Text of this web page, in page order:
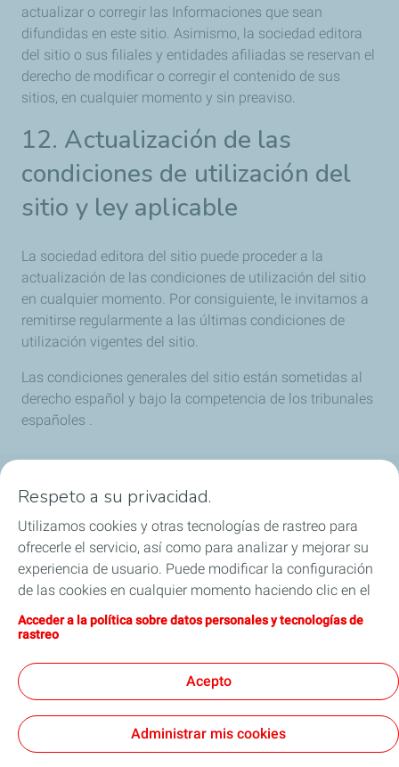
actualizar o corregir las Informaciones que sean
difundidas en este sitio. Asimismo, la sociedad editora
del sitio o sus filiales y entidades afiliadas se reservan el
derecho de modificar o corregir el contenido de sus
sitios, en cualquier momento y sin preaviso.
12. Actualización de las
condiciones de utilización del
sitio y ley aplicable
La sociedad editora del sitio puede proceder a la
actualización de las condiciones de utilización del sitio
en cualquier momento. Por consiguiente, le invitamos a
remitirse regularmente a las últimas condiciones de
utilización vigentes del sitio.
Las condiciones generales del sitio están sometidas al
derecho español y bajo la competencia de los tribunales
españoles .
Aceite de Motor
Cambio de aceite
Refrigerantes y especialidades
Sponsoring
Respeto a su privacidad.
Utilizamos cookies y otras tecnologías de rastreo para
ofrecerle el servicio, así como para analizar y mejorar su
experiencia de usuario. Puede modificar la configuración
de las cookies en cualquier momento haciendo clic en el
botón «Gérer mes cookies» (Gestionar cookies). Al hacer
clic en el botón «J’accepte» (Aceptar), nos autoriza a
refuse» (Rechazar), depositaremos únicamente las
cookies técnicas estrictamente necesarias para el
correcto funcionamiento del sitio web. Si desea más
información, puede consultar la página relativa a la
Acceder a la política sobre datos personales y tecnologías de
rastreo
Acepto
Administrar mis cookies